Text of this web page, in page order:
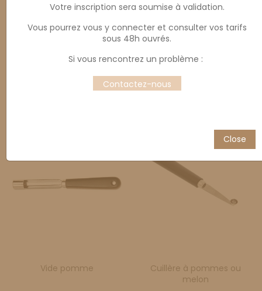
Couteau pour déco fruit
Vide pomme
Cuillère à pommes ou
melon
Votre inscription sera soumise à validation.
Vous pourrez vous y connecter et consulter vos tarifs
sous 48h ouvrés.
Si vous rencontrez un problème :
Contactez-nous
Close